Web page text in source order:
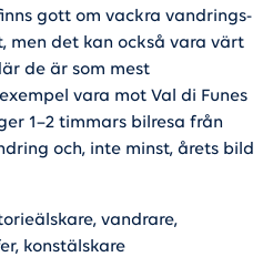
gott om vackra vandrings-
men det kan också vara värt
de är som mest
vara mot Val di Funes
1–2 timmars bilresa från
och, inte minst, årets bild
vandrare,
konstälskare